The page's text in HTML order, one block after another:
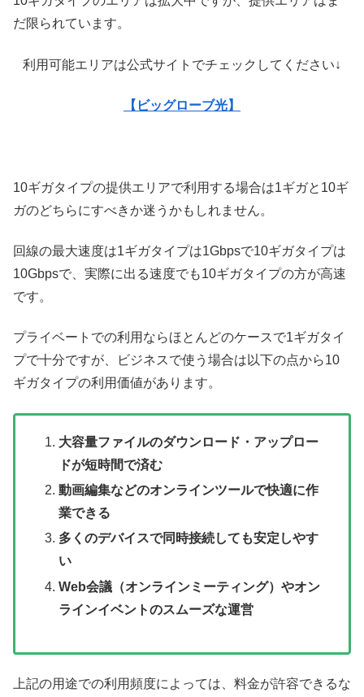
だ限られています。
利用可能エリアは公式サイトでチェックしてください↓
【ビッグローブ光】
10ギガタイプの提供エリアで利用する場合は1ギガと10ギ
ガのどちらにすべきか迷うかもしれません。
回線の最大速度は1ギガタイプは1Gbpsで10ギガタイプは
10Gbpsで、実際に出る速度でも10ギガタイプの方が高速
です。
プライベートでの利用ならほとんどのケースで1ギガタイ
プで十分ですが、ビジネスで使う場合は以下の点から10
ギガタイプの利用価値があります。
大容量ファイルのダウンロード・アップロー
ドが短時間で済む
動画編集などのオンラインツールで快適に作
業できる
多くのデバイスで同時接続しても安定しやす
い
Web会議（オンラインミーティング）やオン
ラインイベントのスムーズな運営
上記の用途での利用頻度によっては、料金が許容できるな